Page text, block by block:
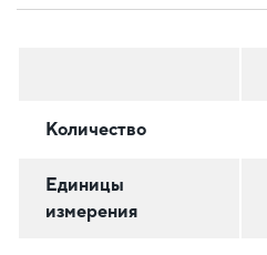
Количество
Единицы
измерения